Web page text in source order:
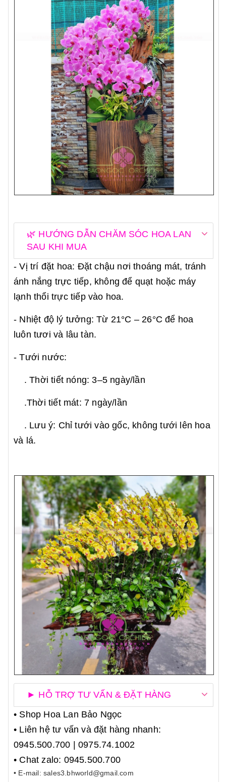
🌿 HƯỚNG DẪN CHĂM SÓC HOA LAN
SAU KHI MUA
- Vị trí đặt hoa: Đặt chậu nơi thoáng mát, tránh
ánh nắng trực tiếp, không để quạt hoặc máy
lạnh thổi trực tiếp vào hoa.
- Nhiệt độ lý tưởng: Từ 21°C – 26°C để hoa
luôn tươi và lâu tàn.
- Tưới nước:
. Thời tiết nóng: 3–5 ngày/lần
.Thời tiết mát: 7 ngày/lần
. Lưu ý: Chỉ tưới vào gốc, không tưới lên hoa
và lá.
► HỖ TRỢ TƯ VẤN & ĐẶT HÀNG
• Shop Hoa Lan Bảo Ngọc
• Liên hệ tư vấn và đặt hàng nhanh:
0945.500.700 | 0975.74.1002
• Chat zalo: 0945.500.700
• E-mail: sales3.bhworld@gmail.com